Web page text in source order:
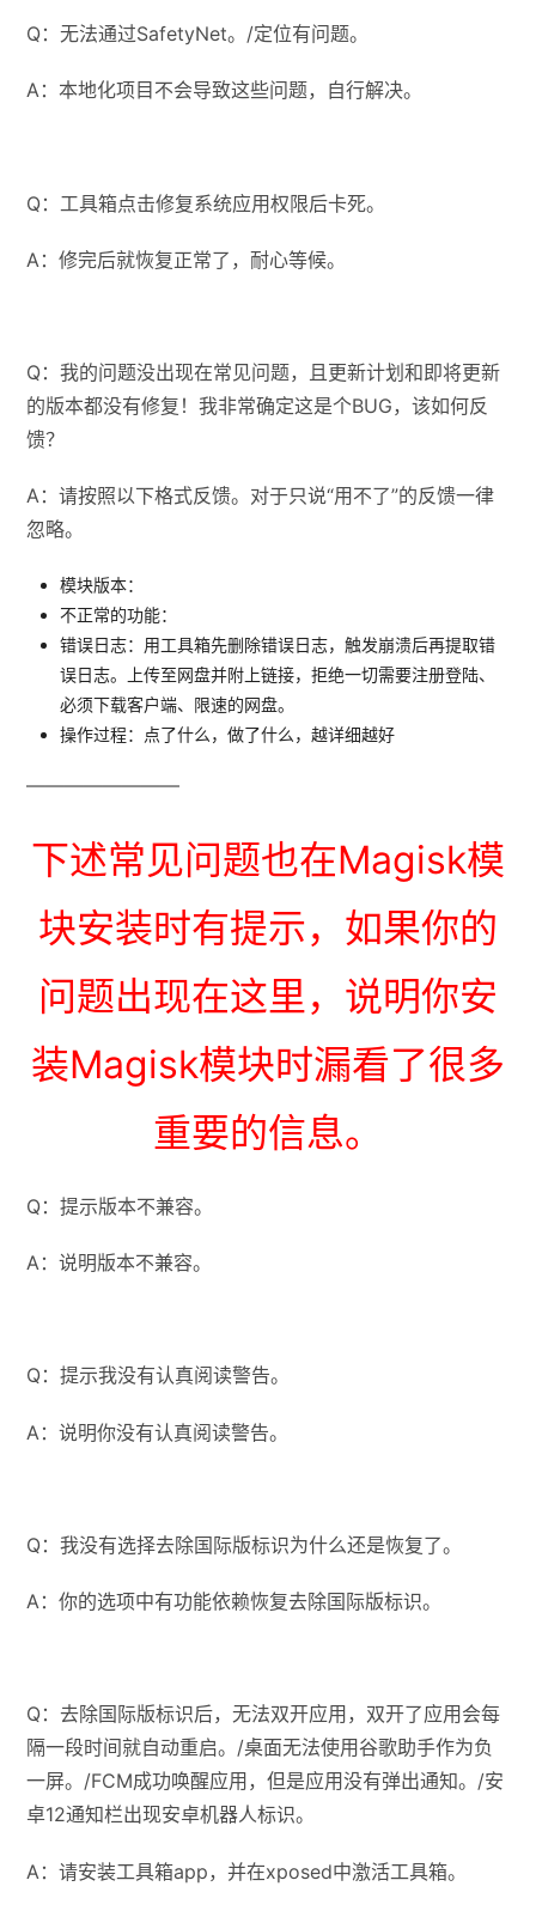
Q：无法通过SafetyNet。/定位有问题。
A：本地化项目不会导致这些问题，自行解决。
Q：工具箱点击修复系统应用权限后卡死。
A：修完后就恢复正常了，耐心等候。
Q：我的问题没出现在常见问题，且更新计划和即将更新
的版本都没有修复！我非常确定这是个BUG，该如何反
馈？
A：请按照以下格式反馈。对于只说“用不了”的反馈一律
忽略。
模块版本：
不正常的功能：
错误日志：用工具箱先删除错误日志，触发崩溃后再提取错
误日志。上传至网盘并附上链接，拒绝一切需要注册登陆、
必须下载客户端、限速的网盘。
操作过程：点了什么，做了什么，越详细越好
————————
下述常见问题也在Magisk模
块安装时有提示，如果你的
问题出现在这里，说明你安
装Magisk模块时漏看了很多
重要的信息。
Q：提示版本不兼容。
A：说明版本不兼容。
Q：提示我没有认真阅读警告。
A：说明你没有认真阅读警告。
Q：我没有选择去除国际版标识为什么还是恢复了。
A：你的选项中有功能依赖恢复去除国际版标识。
Q：去除国际版标识后，无法双开应用，双开了应用会每
隔一段时间就自动重启。/桌面无法使用谷歌助手作为负
一屏。/FCM成功唤醒应用，但是应用没有弹出通知。/安
卓12通知栏出现安卓机器人标识。
A：请安装工具箱app，并在xposed中激活工具箱。